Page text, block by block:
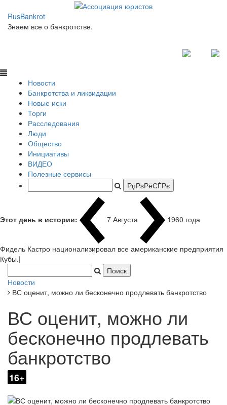
RusBankrot
Знаем все о банкротстве.
Новости
Банкротства и ликвидации
Новые иски
Торги
Расследования
Люди
Общество
Инициативы
ВИДЕО
Полезные сервисы
Этот день в истории: 7 Августа 1960 года
Фидель Кастро национализировал все американские предприятия
Кубы.|
Новости
ВС оценит, можно ли бесконечно продлевать банкротство
ВС оценит, можно ли
бесконечно продлевать
банкротство
16+